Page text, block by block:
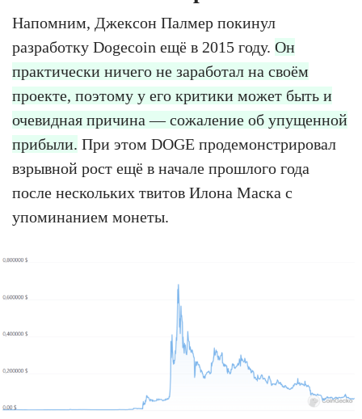
Напомним, Джексон Палмер покинул
разработку Dogecoin ещё в 2015 году. Он
практически ничего не заработал на своём
проекте, поэтому у его критики может быть и
очевидная причина — сожаление об упущенной
прибыли. При этом DOGE продемонстрировал
взрывной рост ещё в начале прошлого года
после нескольких твитов Илона Маска с
упоминанием монеты.